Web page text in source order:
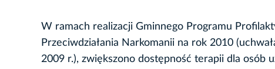
W ramach realizacji Gminnego Programu
Przeciwdziałania Narkomanii na rok 2010
2009 r.), zwiększono dostępność terapii dla osób